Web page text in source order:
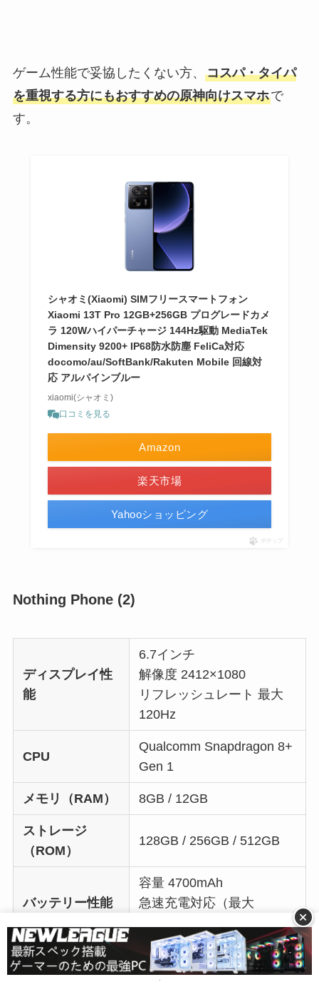
ゲーム性能で妥協したくない方、 コスパ・タイパ
を重視する方にもおすすめの原神向けスマホで
す。
シャオミ(Xiaomi) SIMフリースマートフォン
Xiaomi 13T Pro 12GB+256GB プログレードカメ
ラ 120Wハイパーチャージ 144Hz駆動 MediaTek
Dimensity 9200+ IP68防水防塵 FeliCa対応
docomo/au/SoftBank/Rakuten Mobile 回線対
応 アルパインブルー
xiaomi(シャオミ)
口コミを見る
Amazon
楽天市場
Yahooショッピング
ポチップ
Nothing Phone (2)
ディスプレイ性
能
6.7インチ
解像度 2412×1080
リフレッシュレート 最大
120Hz
CPU
Qualcomm Snapdragon 8+
Gen 1
メモリ（RAM） 8GB / 12GB
ストレージ
（ROM）
128GB / 256GB / 512GB
バッテリー性能
容量 4700mAh
急速充電対応（最大
個性的なデザインが話題となったスマホですが、
+